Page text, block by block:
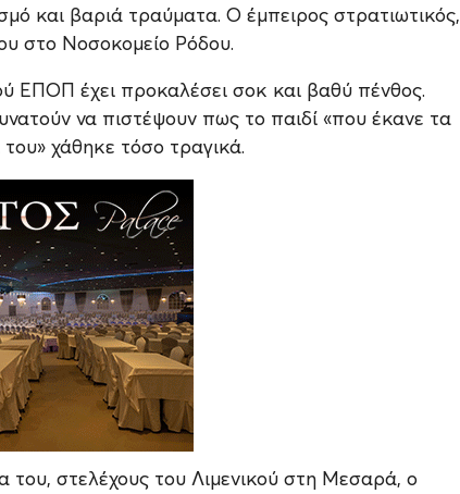
και βαριά τραύματα. Ο έμπειρος στρατιωτικός,
στο Νοσοκομείο Ρόδου.
ΕΠΟΠ έχει προκαλέσει σοκ και βαθύ πένθος.
να πιστέψουν πως το παιδί «που έκανε τα
χάθηκε τόσο τραγικά.
του, στελέχους του Λιμενικού στη Μεσαρά, ο